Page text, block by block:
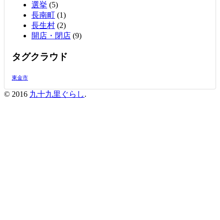
選挙 (5)
長南町 (1)
長生村 (2)
開店・閉店 (9)
タグクラウド
東金市
© 2016 九十九里ぐらし.